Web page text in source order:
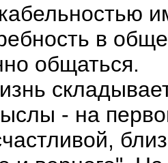
в
общаться.
- на